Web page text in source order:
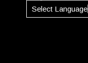
Select Language